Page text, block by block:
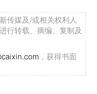
传媒及/或相关权利人
行转载、摘编、复制及
，获得书面